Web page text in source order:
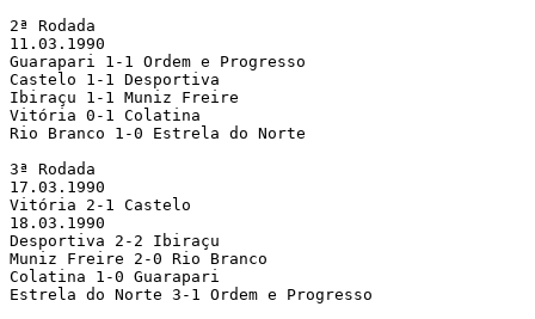
2ª Rodada
11.03.1990
Guarapari 1-1 Ordem e Progresso
Castelo 1-1 Desportiva
Ibiraçu 1-1 Muniz Freire
Vitória 0-1 Colatina
Rio Branco 1-0 Estrela do Norte
3ª Rodada
17.03.1990
Vitória 2-1 Castelo
18.03.1990
Desportiva 2-2 Ibiraçu
Muniz Freire 2-0 Rio Branco
Colatina 1-0 Guarapari
Estrela do Norte 3-1 Ordem e Progresso